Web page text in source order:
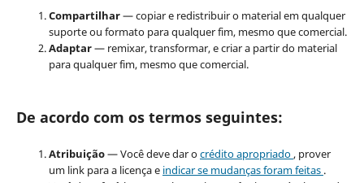
Compartilhar— copiar e redistribuir o material em qualquer
suporte ou formato para qualquer fim, mesmo que comercial.
Adaptar— remixar, transformar, e criar a partir do material
para qualquer fim, mesmo que comercial.
De acordo com os termos seguintes:
Atribuição— Você deve dar ocrédito apropriado, prover
um link para a licença e indicar se mudanças foram feitas .